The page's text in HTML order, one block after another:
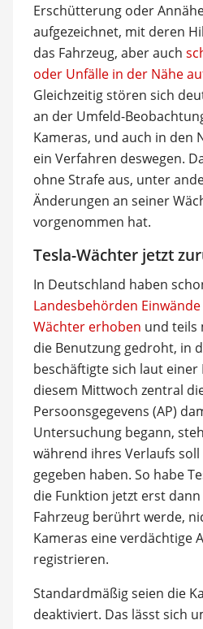
Erschütterung oder
aufgezeichnet, mit deren
das Fahrzeug, aber auch
oder Unfälle in der Nähe
Gleichzeitig stören sich
an der Umfeld-
Kameras, und auch in den
ein Verfahren deswegen.
ohne Strafe aus, unter
Änderungen an seiner
vorgenommen hat.
Tesla-Wächter jetzt
In Deutschland haben
Landesbehörden
Wächter erhoben und teils
die Benutzung gedroht, in
beschäftigte sich laut
diesem Mittwoch zentral
Persoonsgegevens (AP)
Untersuchung begann,
während ihres Verlaufs
gegeben haben. So habe
die Funktion jetzt erst
Fahrzeug berührt werde,
Kameras eine verdächtige
registrieren.
Standardmäßig seien die
deaktiviert. Das lässt sich